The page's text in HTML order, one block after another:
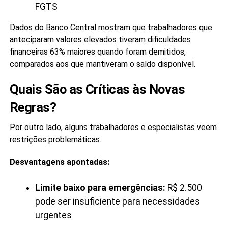
FGTS
Dados do Banco Central mostram que trabalhadores que
anteciparam valores elevados tiveram dificuldades
financeiras 63% maiores quando foram demitidos,
comparados aos que mantiveram o saldo disponível.
Quais São as Críticas às Novas
Regras?
Por outro lado, alguns trabalhadores e especialistas veem
restrições problemáticas.
Desvantagens apontadas:
Limite baixo para emergências: R$ 2.500
pode ser insuficiente para necessidades
urgentes